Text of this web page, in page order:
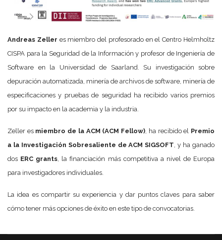
Andreas Zeller es miembro del profesorado en el Centro Helmholtz
CISPA para la Seguridad de la Información y profesor de Ingeniería de
Software en la Universidad de Saarland. Su investigación sobre
depuración automatizada, minería de archivos de software, minería de
especificaciones y pruebas de seguridad ha recibido varios premios
por su impacto en la academia y la industria.
Zeller es miembro de la ACM (ACM Fellow), ha recibido el Premio
a la Investigación Sobresaliente de ACM SIGSOFT, y ha ganado
dos ERC grants, la financiación más competitiva a nivel de Europa
para investigadores individuales.
La idea es compartir su experiencia y dar puntos claves para saber
cómo tener más opciones de éxito en este tipo de convocatorias.